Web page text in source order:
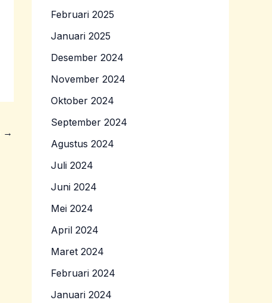
→
Februari 2025
Januari 2025
Desember 2024
November 2024
Oktober 2024
September 2024
Agustus 2024
Juli 2024
Juni 2024
Mei 2024
April 2024
Maret 2024
Februari 2024
Januari 2024